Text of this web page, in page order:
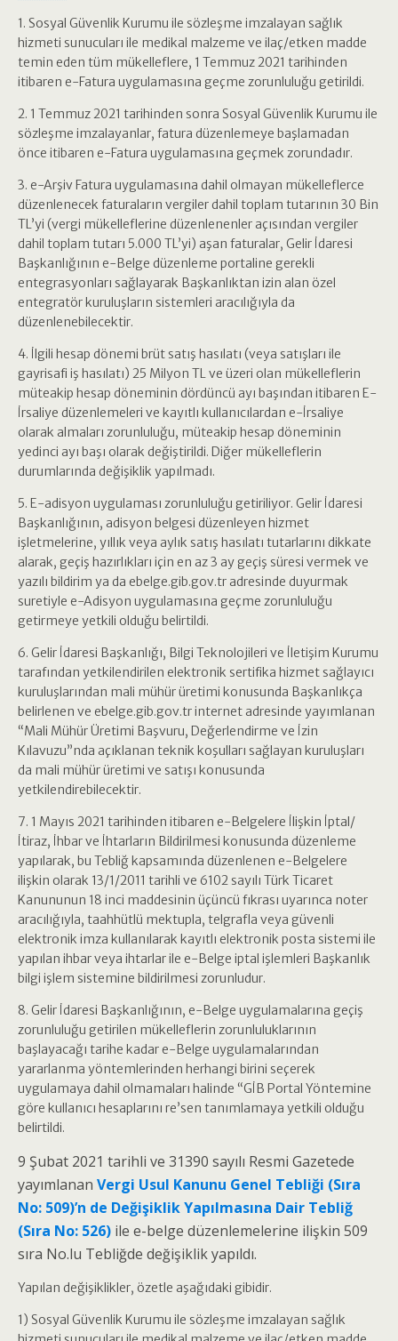
1. Sosyal Güvenlik Kurumu ile sözleşme imzalayan sağlık
hizmeti sunucuları ile medikal malzeme ve ilaç/etken madde
temin eden tüm mükelleflere, 1 Temmuz 2021 tarihinden
itibaren e-Fatura uygulamasına geçme zorunluluğu getirildi.
2. 1 Temmuz 2021 tarihinden sonra Sosyal Güvenlik Kurumu ile
sözleşme imzalayanlar, fatura düzenlemeye başlamadan
önce itibaren e-Fatura uygulamasına geçmek zorundadır.
3. e-Arşiv Fatura uygulamasına dahil olmayan mükelleflerce
düzenlenecek faturaların vergiler dahil toplam tutarının 30 Bin
TL’yi (vergi mükelleflerine düzenlenenler açısından vergiler
dahil toplam tutarı 5.000 TL’yi) aşan faturalar, Gelir İdaresi
Başkanlığının e-Belge düzenleme portaline gerekli
entegrasyonları sağlayarak Başkanlıktan izin alan özel
entegratör kuruluşların sistemleri aracılığıyla da
düzenlenebilecektir.
4. İlgili hesap dönemi brüt satış hasılatı (veya satışları ile
gayrisafi iş hasılatı) 25 Milyon TL ve üzeri olan mükelleflerin
müteakip hesap döneminin dördüncü ayı başından itibaren E-
İrsaliye düzenlemeleri ve kayıtlı kullanıcılardan e-İrsaliye
olarak almaları zorunluluğu, müteakip hesap döneminin
yedinci ayı başı olarak değiştirildi. Diğer mükelleflerin
durumlarında değişiklik yapılmadı.
5. E-adisyon uygulaması zorunluluğu getiriliyor. Gelir İdaresi
Başkanlığının, adisyon belgesi düzenleyen hizmet
işletmelerine, yıllık veya aylık satış hasılatı tutarlarını dikkate
alarak, geçiş hazırlıkları için en az 3 ay geçiş süresi vermek ve
yazılı bildirim ya da ebelge.gib.gov.tr adresinde duyurmak
suretiyle e-Adisyon uygulamasına geçme zorunluluğu
getirmeye yetkili olduğu belirtildi.
6. Gelir İdaresi Başkanlığı, Bilgi Teknolojileri ve İletişim Kurumu
tarafından yetkilendirilen elektronik sertifika hizmet sağlayıcı
kuruluşlarından mali mühür üretimi konusunda Başkanlıkça
belirlenen ve ebelge.gib.gov.tr internet adresinde yayımlanan
“Mali Mühür Üretimi Başvuru, Değerlendirme ve İzin
Kılavuzu”nda açıklanan teknik koşulları sağlayan kuruluşları
da mali mühür üretimi ve satışı konusunda
yetkilendirebilecektir.
7. 1 Mayıs 2021 tarihinden itibaren e-Belgelere İlişkin İptal/
İtiraz, İhbar ve İhtarların Bildirilmesi konusunda düzenleme
yapılarak, bu Tebliğ kapsamında düzenlenen e-Belgelere
ilişkin olarak 13/1/2011 tarihli ve 6102 sayılı Türk Ticaret
Kanununun 18 inci maddesinin üçüncü fıkrası uyarınca noter
aracılığıyla, taahhütlü mektupla, telgrafla veya güvenli
elektronik imza kullanılarak kayıtlı elektronik posta sistemi ile
yapılan ihbar veya ihtarlar ile e-Belge iptal işlemleri Başkanlık
bilgi işlem sistemine bildirilmesi zorunludur.
8. Gelir İdaresi Başkanlığının, e-Belge uygulamalarına geçiş
zorunluluğu getirilen mükelleflerin zorunluluklarının
başlayacağı tarihe kadar e-Belge uygulamalarından
yararlanma yöntemlerinden herhangi birini seçerek
uygulamaya dahil olmamaları halinde “GİB Portal Yöntemine
göre kullanıcı hesaplarını re’sen tanımlamaya yetkili olduğu
belirtildi.
9 Şubat 2021 tarihli ve 31390 sayılı Resmi Gazetede
yayımlanan Vergi Usul Kanunu Genel Tebliği (Sıra
No: 509)’n de Değişiklik Yapılmasına Dair Tebliğ
(Sıra No: 526) ile e-belge düzenlemelerine ilişkin 509
sıra No.lu Tebliğde değişiklik yapıldı.
Yapılan değişiklikler, özetle aşağıdaki gibidir.
1) Sosyal Güvenlik Kurumu ile sözleşme imzalayan sağlık